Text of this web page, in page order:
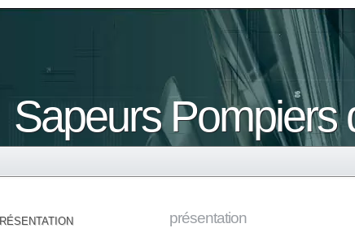
Sapeurs Pompiers
présentation